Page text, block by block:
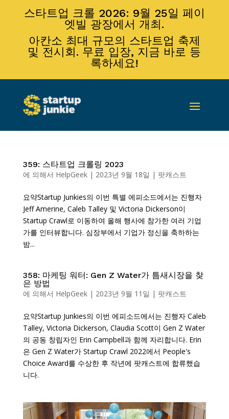
스타트업 크롤 2026: 9월 25일 페이
엣빌 광장에서 개최.
아칸소 최대 규모의 스타트업 축제
및 전시회. 무료 입장, 지금 바로 등
록하세요!
359: 스타트업 크롤링 2023
에 의해서 HelpGeek| 2023년 9월 18일 | 팟캐스트
요약Startup Junkies의 이번 특별 에피소드에서는 진행자
Jeff Amerine, Caleb Talley 및 Victoria Dickerson이
Startup Crawl로 이동하여 올해 행사에 참가한 여러 기업
가를 인터뷰합니다. 심장부에서 기업가 정신을 축하하는
밤...
358: 마케팅 워터: Gen Z Water가 틈새시장을 찾
은 방법
에 의해서 HelpGeek| 2023년 9월 11일 | 팟캐스트
요약Startup Junkies의 이번 에피소드에서는 진행자 Caleb
Talley, Victoria Dickerson, Claudia Scott이 Gen Z Water
의 공동 창립자인 Erin Campbell과 함께 자리합니다. Erin
은 Gen Z Water가 Startup Crawl 2022에서 People's
Choice Award를 수상한 후 작년에 팟캐스트에 합류했습
니다.